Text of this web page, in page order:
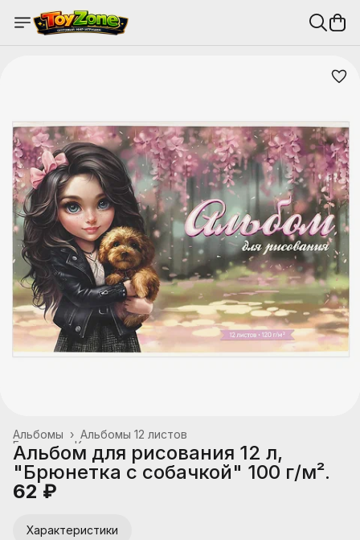
Альбомы 12 листов
Альбомы ›
Канцтовары, школьные принадлежности
Главная
Альбом для рисования 12 л,
"Брюнетка с собачкой" 100 г/м².
62 ₽
Характеристики